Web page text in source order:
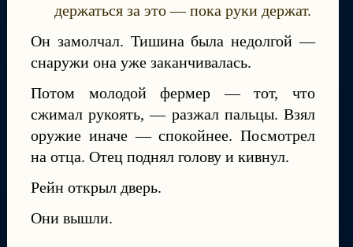
держаться за это — пока руки держат.
Он замолчал. Тишина была недолгой —
снаружи она уже заканчивалась.
Потом молодой фермер — тот, что
сжимал рукоять, — разжал пальцы. Взял
оружие иначе — спокойнее. Посмотрел
на отца. Отец поднял голову и кивнул.
Рейн открыл дверь.
Они вышли.